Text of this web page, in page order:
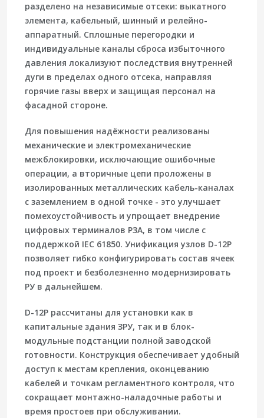
разделено на независимые отсеки: выкатного
элемента, кабельный, шинный и релейно-
аппаратный. Сплошные перегородки и
индивидуальные каналы сброса избыточного
давления локализуют последствия внутренней
дуги в пределах одного отсека, направляя
горячие газы вверх и защищая персонал на
фасадной стороне.
Для повышения надёжности реализованы
механические и электромеханические
межблокировки, исключающие ошибочные
операции, а вторичные цепи проложены в
изолированных металлических кабель-каналах
с заземлением в одной точке - это улучшает
помехоустойчивость и упрощает внедрение
цифровых терминалов РЗА, в том числе с
поддержкой IEC 61850. Унификация узлов D-12P
позволяет гибко конфигурировать состав ячеек
под проект и безболезненно модернизировать
РУ в дальнейшем.
D-12P рассчитаны для установки как в
капитальные здания ЗРУ, так и в блок-
модульные подстанции полной заводской
готовности. Конструкция обеспечивает удобный
доступ к местам крепления, оконцеванию
кабелей и точкам регламентного контроля, что
сокращает монтажно-наладочные работы и
время простоев при обслуживании.